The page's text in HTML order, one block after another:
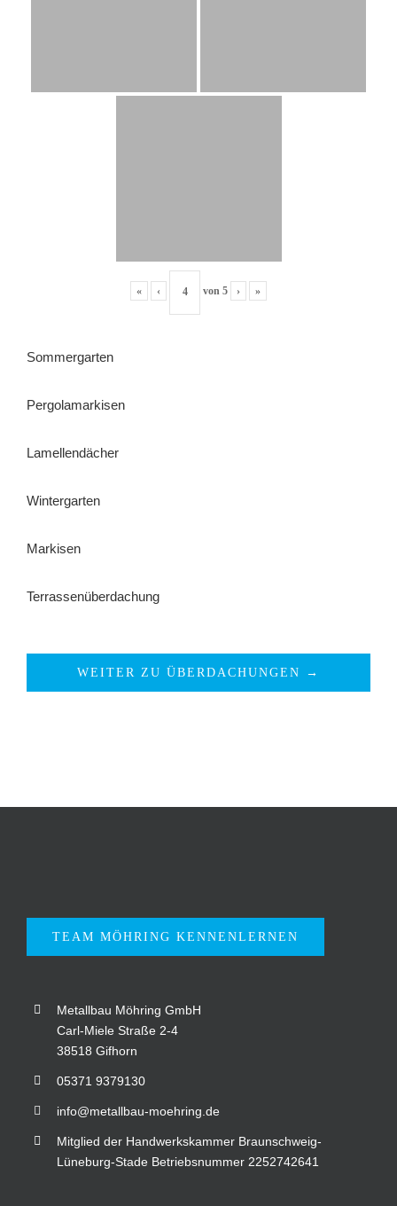
« ‹ von 5 › »
Sommergarten
Pergolamarkisen
Lamellendächer
Wintergarten
Markisen
Terrassenüberdachung
WEITER ZU ÜBERDACHUNGEN →
TEAM MÖHRING KENNENLERNEN
Metallbau Möhring GmbH
Carl-Miele Straße 2-4
38518 Gifhorn
05371 9379130
info@metallbau-moehring.de
Mitglied der Handwerkskammer Braunschweig-
Lüneburg-Stade Betriebsnummer 2252742641